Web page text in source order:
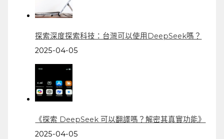
探索深度探索科技：台灣可以使用DeepSeek嗎？
2025-04-05
《探索 DeepSeek 可以翻譯嗎？解密其真實功能》
2025-04-05